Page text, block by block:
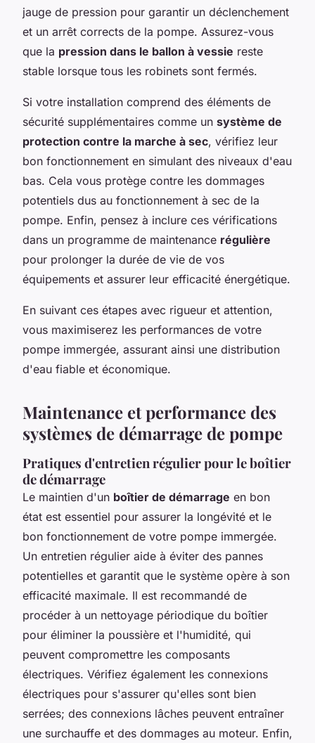
jauge de pression pour garantir un déclenchement
et un arrêt corrects de la pompe. Assurez-vous
que la pression dans le ballon à vessie reste
stable lorsque tous les robinets sont fermés.
Si votre installation comprend des éléments de
sécurité supplémentaires comme un système de
protection contre la marche à sec, vérifiez leur
bon fonctionnement en simulant des niveaux d'eau
bas. Cela vous protège contre les dommages
potentiels dus au fonctionnement à sec de la
pompe. Enfin, pensez à inclure ces vérifications
dans un programme de maintenance régulière
pour prolonger la durée de vie de vos
équipements et assurer leur efficacité énergétique.
En suivant ces étapes avec rigueur et attention,
vous maximiserez les performances de votre
pompe immergée, assurant ainsi une distribution
d'eau fiable et économique.
Maintenance et performance des
systèmes de démarrage de pompe
Pratiques d'entretien régulier pour le boîtier
de démarrage
Le maintien d'un boîtier de démarrage en bon
état est essentiel pour assurer la longévité et le
bon fonctionnement de votre pompe immergée.
Un entretien régulier aide à éviter des pannes
potentielles et garantit que le système opère à son
efficacité maximale. Il est recommandé de
procéder à un nettoyage périodique du boîtier
pour éliminer la poussière et l'humidité, qui
peuvent compromettre les composants
électriques. Vérifiez également les connexions
électriques pour s'assurer qu'elles sont bien
serrées; des connexions lâches peuvent entraîner
une surchauffe et des dommages au moteur. Enfin,